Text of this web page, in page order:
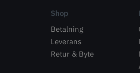
Shop
Betalning
Leverans
Retur & Byte